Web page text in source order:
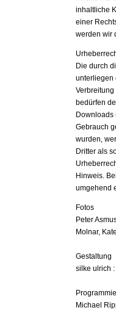
inhaltliche
einer
werden wir
Die durch
unterliegen
bedürfen
Downloads
Gebrauch
wurden,
Dritter als
Hinweis.
umgehend
Fotos
Peter
Molnar,
Gestaltung
silke ulrich
Michael